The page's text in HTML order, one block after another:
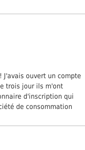
J'avais ouvert un compte
trois jour ils m'ont
d'inscription qui
de consommation